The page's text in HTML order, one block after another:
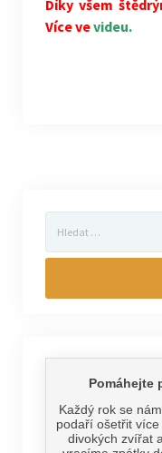
Díky všem
Více vevideu.